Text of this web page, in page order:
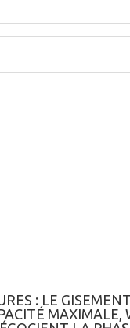
: LE
MAXIMALE,